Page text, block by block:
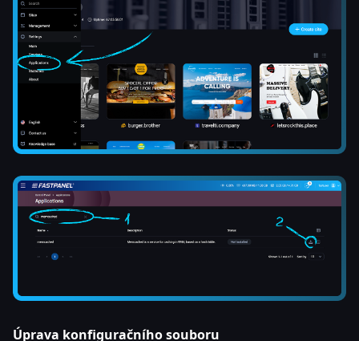
Úprava konfiguračního souboru